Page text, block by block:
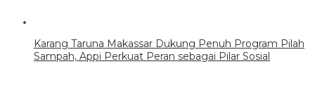
Karang Taruna Makassar Dukung Penuh Program Pilah
Sampah, Appi Perkuat Peran sebagai Pilar Sosial